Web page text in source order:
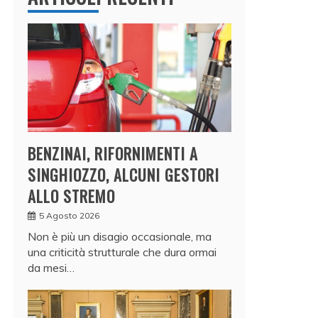
BENZINAI, RIFORNIMENTI A
SINGHIOZZO, ALCUNI GESTORI
ALLO STREMO
5 Agosto 2026
Non è più un disagio occasionale, ma
una criticità strutturale che dura ormai
da mesi…